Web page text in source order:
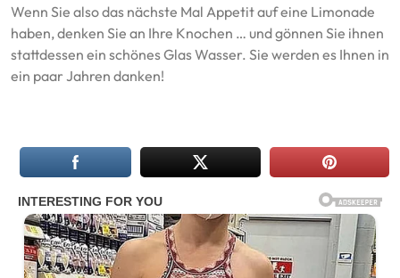
Wenn Sie also das nächste Mal Appetit auf eine Limonade
haben, denken Sie an Ihre Knochen … und gönnen Sie ihnen
stattdessen ein schönes Glas Wasser. Sie werden es Ihnen in
ein paar Jahren danken!